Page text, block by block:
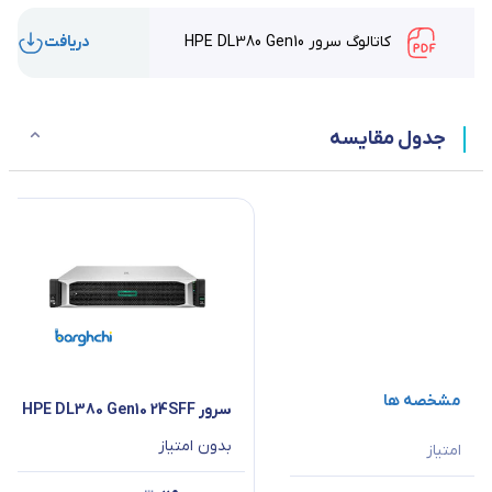
کاتالوگ سرور HPE DL380 Gen10 دریافت
جدول مقایسه
مشخصه ها
امتیاز
سرور HPE DL380 Gen10 24SFF
بدون امتیاز